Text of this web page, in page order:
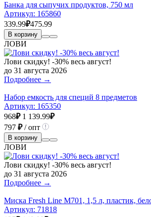
Банка для сыпучих продуктов, 750 мл
Артикул: 165860
339.99₽475.99
В корзину
ЛОВИ
Лови скидку! -30% весь август!
до 31 августа 2026
Подробнее →
Набор емкость для специй 8 предметов
Артикул: 165350
968₽ 1 139.99₽
797 ₽/ опт
В корзину
ЛОВИ
Лови скидку! -30% весь август!
до 31 августа 2026
Подробнее →
Миска Fresh Line М701, 1,5 л, пластик,
Артикул: 71818